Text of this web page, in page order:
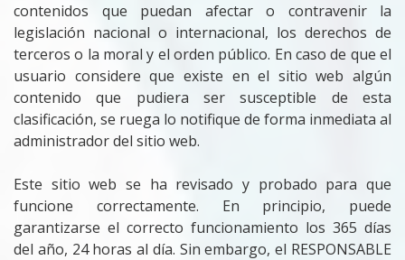
contenidos que puedan afectar o contravenir la
legislación nacional o internacional, los derechos de
terceros o la moral y el orden público. En caso de que el
usuario considere que existe en el sitio web algún
contenido que pudiera ser susceptible de esta
clasificación, se ruega lo notifique de forma inmediata al
administrador del sitio web.
Este sitio web se ha revisado y probado para que
funcione correctamente. En principio, puede
garantizarse el correcto funcionamiento los 365 días
del año, 24 horas al día. Sin embargo, el RESPONSABLE